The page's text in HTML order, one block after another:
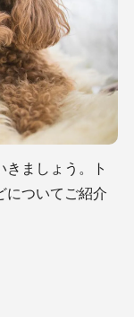
きましょう。ト
についてご紹介